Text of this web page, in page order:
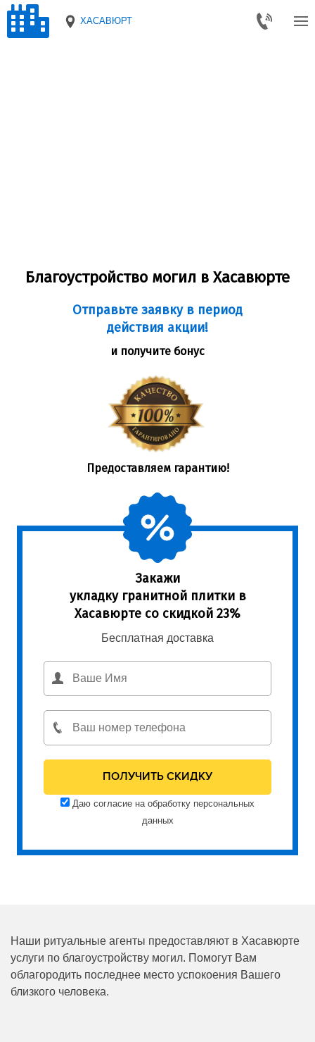
ХАСАВЮРТ
Благоустройство могил в Хасавюрте
Отправьте заявку в период
действия акции!
и получите бонус
Предоставляем гарантию!
Закажи
укладку гранитной плитки в
Хасавюрте со скидкой 23%
Бесплатная доставка
Даю согласие на обработку персональных
данных
Наши ритуальные агенты предоставляют в Хасавюрте
услуги по благоустройству могил. Помогут Вам
облагородить последнее место успокоения Вашего
близкого человека.